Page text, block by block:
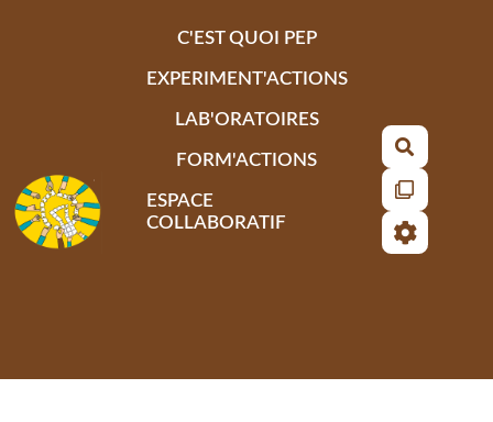
C'EST QUOI PEP
EXPERIMENT'ACTIONS
LAB'ORATOIRES
FORM'ACTIONS
ESPACE
COLLABORATIF